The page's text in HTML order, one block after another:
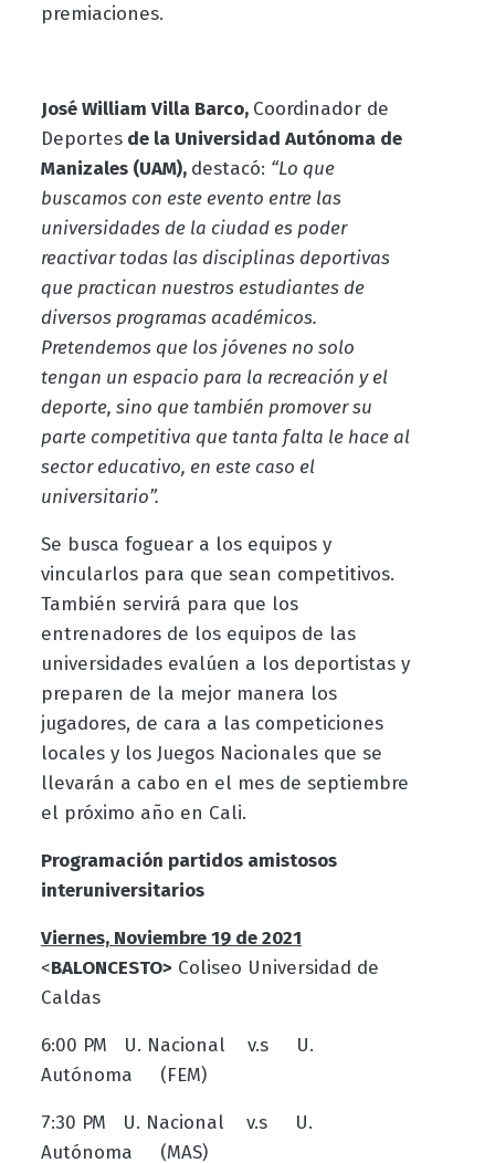
premiaciones.
José William Villa Barco, Coordinador de
Deportesde la Universidad Autónoma de
Manizales (UAM), destacó: “Lo que
buscamos con este evento entre las
universidades de la ciudad es poder
reactivar todas las disciplinas deportivas
que practican nuestros estudiantes de
diversos programas académicos.
Pretendemos que los jóvenes no solo
tengan un espacio para la recreación y el
deporte, sino que también promover su
parte competitiva que tanta falta le hace al
sector educativo, en este caso el
universitario”.
Se busca foguear a los equipos y
vincularlos para que sean competitivos.
También servirá para que los
entrenadores de los equipos de las
universidades evalúen a los deportistas y
preparen de la mejor manera los
jugadores, de cara a las competiciones
locales y los Juegos Nacionales que se
llevarán a cabo en el mes de septiembre
el próximo año en Cali.
Programación partidos amistosos
interuniversitarios
Viernes, Noviembre 19 de 2021
<BALONCESTO> Coliseo Universidad de
Caldas
6:00 PM U. Nacional v.s U.
Autónoma (FEM)
7:30 PM U. Nacional v.s U.
Autónoma (MAS)